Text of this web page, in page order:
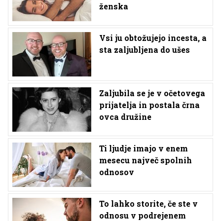
ženska
Vsi ju obtožujejo incesta, a
sta zaljubljena do ušes
Zaljubila se je v očetovega
prijatelja in postala črna
ovca družine
Ti ljudje imajo v enem
mesecu največ spolnih
odnosov
To lahko storite, če ste v
odnosu v podrejenem